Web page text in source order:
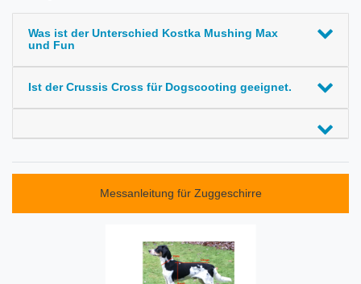
Was ist der Unterschied Kostka Mushing Max
und Fun
Ist der Crussis Cross für Dogscooting geeignet.
Messanleitung für Zuggeschirre